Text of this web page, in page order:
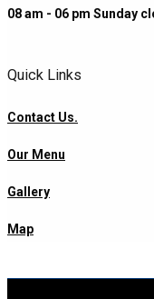
08 am - 06 pm Sunday
Quick Links
Contact Us.
Our Menu
Gallery
Map